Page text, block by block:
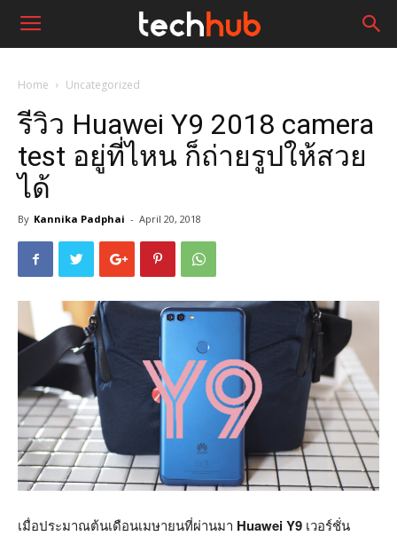
Home Uncategorized
รีวิว Huawei Y9 2018 camera
test อยู่ที่ไหน ก็ถ่ายรูปให้สวย
ได้
By Kannika Padphai - April 20, 2018
เมื่อประมาณต้นเดือนเมษายนที่ผ่านมา Huawei Y9 เวอร์ชั่น